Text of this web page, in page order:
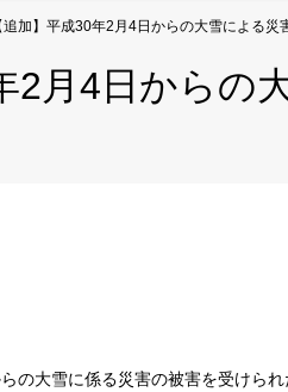
追加】平成30年2月4日からの大雪による
2月4日から
の大雪に係る災害の被害を受けら